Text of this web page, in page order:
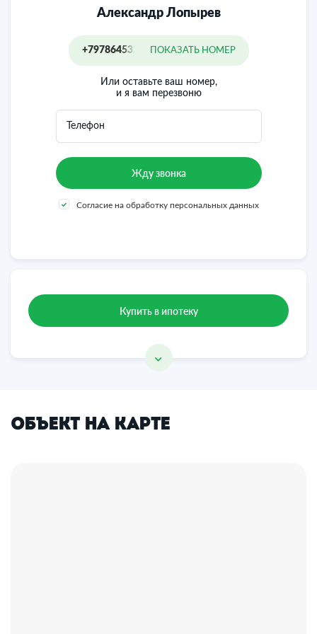
Александр Лопырев
+79786453232 ПОКАЗАТЬ НОМЕР
Или оставьте ваш номер,
и я вам перезвоню
Телефон
Согласие на обработку персональных данных
Купить в ипотеку
Объект на карте